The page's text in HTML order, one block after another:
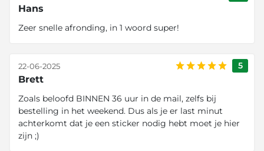
Hans
Zeer snelle afronding, in 1 woord super!
5
Brett
22-06-2025
Zoals beloofd BINNEN 36 uur in de mail, zelfs bij
bestelling in het weekend. Dus als je er last minut
achterkomt dat je een sticker nodig hebt moet je hier
zijn ;)